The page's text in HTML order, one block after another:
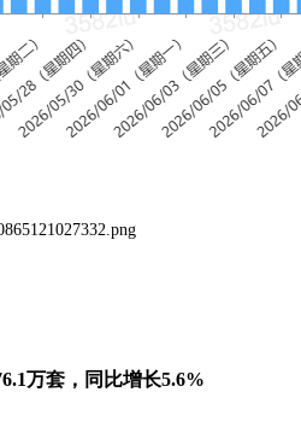
万套，同比增长5.6%